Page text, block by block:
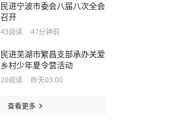
民进宁波市委会八届八次全会
召开
43阅读 47分钟前
民进芜湖市繁昌支部承办关爱
乡村少年夏令营活动
20阅读 昨天03:00
查看更多